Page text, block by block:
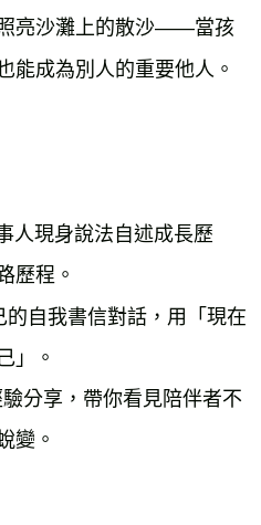
亮沙灘上的散沙——當孩
能成為別人的重要他人。
人現身說法自述成長歷
歷程。
自我書信對話，用「現在
」。
分享，帶你看見陪伴者不
變。